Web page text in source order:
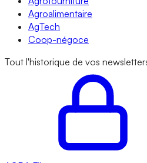
Agroalimentaire
AgTech
Coop-négoce
Tout l'historique de vos